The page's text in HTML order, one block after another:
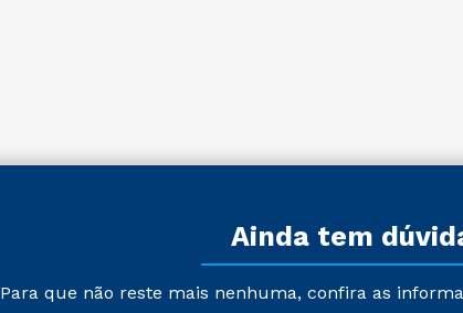
Ainda tem
Para que não reste mais nenhuma, confira as